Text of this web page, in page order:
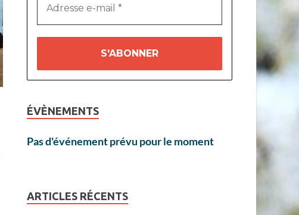
ÉVÈNEMENTS
Pas d'événement prévu pour le moment
ARTICLES RÉCENTS